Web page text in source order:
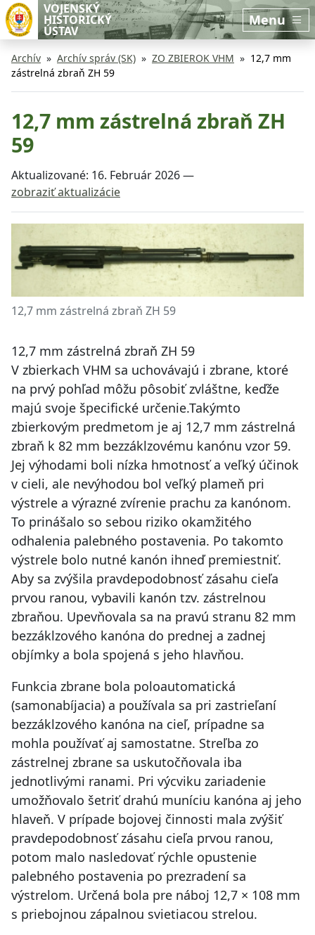
Preskočiť na hlavný obsah
Preskočiť na bočnú lištu
VOJENSKÝ
HISTORICKÝ
ÚSTAV
Menu
Archív Archív správ (SK) ZO ZBIEROK VHM
12,7 mm
zástrelná zbraň ZH 59
12,7 mm zástrelná zbraň ZH
59
Aktualizované: 16. Február 2026—
zobraziť aktualizácie
12,7 mm zástrelná zbraň ZH 59
12,7 mm zástrelná zbraň ZH 59
V zbierkach VHM sa uchovávajú i zbrane, ktoré
na prvý pohľad môžu pôsobiť zvláštne, keďže
majú svoje špecifické určenie.Takýmto
zbierkovým predmetom je aj 12,7 mm zástrelná
zbraň k 82 mm bezzáklzovému kanónu vzor 59.
Jej výhodami boli nízka hmotnosť a veľký účinok
v cieli, ale nevýhodou bol veľký plameň pri
výstrele a výrazné zvírenie prachu za kanónom.
To prinášalo so sebou riziko okamžitého
odhalenia palebného postavenia. Po takomto
výstrele bolo nutné kanón ihneď premiestniť.
Aby sa zvýšila pravdepodobnosť zásahu cieľa
prvou ranou, vybavili kanón tzv. zástrelnou
zbraňou. Upevňovala sa na pravú stranu 82 mm
bezzáklzového kanóna do prednej a zadnej
objímky a bola spojená s jeho hlavňou.
Funkcia zbrane bola poloautomatická
(samonabíjacia) a používala sa pri zastrieľaní
bezzáklzového kanóna na cieľ, prípadne sa
mohla používať aj samostatne. Streľba zo
zástrelnej zbrane sa uskutočňovala iba
jednotlivými ranami. Pri výcviku zariadenie
umožňovalo šetriť drahú muníciu kanóna aj jeho
hlaveň. V prípade bojovej činnosti mala zvýšiť
pravdepodobnosť zásahu cieľa prvou ranou,
potom malo nasledovať rýchle opustenie
palebného postavenia po prezradení sa
výstrelom. Určená bola pre náboj 12,7 × 108 mm
s priebojnou zápalnou svietiacou strelou.